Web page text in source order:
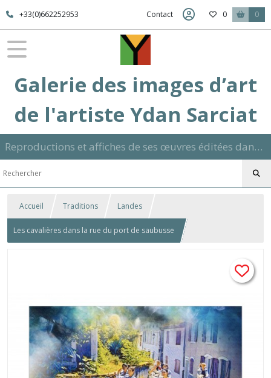
+33(0)662252953 Contact 0 0
Galerie des images d’art
de l'artiste Ydan Sarciat
Reproductions et affiches de ses œuvres éditées dans son atelier sur papier ou toile dans différents formats et signées manuscrite
Accueil Traditions Landes
Les cavalières dans la rue du port de saubusse